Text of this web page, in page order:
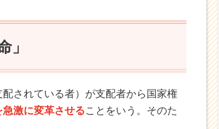
」
配されている者）が支配者から国家権
激に変革させることをいう。そのた